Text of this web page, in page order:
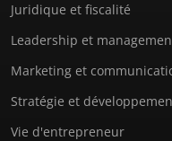
Juridique et fiscalité
Leadership et
Marketing et
Stratégie et
Vie d'entrepreneur